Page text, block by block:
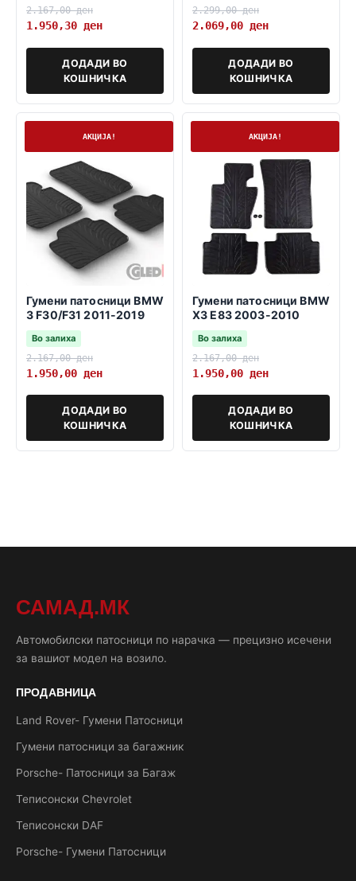
2.167,00ден
1.950,30 ден
ДОДАДИ ВО
КОШНИЧКА
2.299,00ден
2.069,00 ден
ДОДАДИ ВО
КОШНИЧКА
АКЦИЈА!
Гумени патосници BMW
3 F30/F31 2011-2019
Во залиха
2.167,00ден
1.950,00 ден
ДОДАДИ ВО
КОШНИЧКА
АКЦИЈА!
Гумени патосници BMW
X3 E83 2003-2010
Во залиха
2.167,00ден
1.950,00 ден
ДОДАДИ ВО
КОШНИЧКА
САМАД.МК
Автомобилски патосници по нарачка — прецизно исечени
за вашиот модел на возило.
ПРОДАВНИЦА
Land Rover- Гумени Патосници
Гумени патосници за багажник
Porsche- Патосници за Багаж
Теписонски Chevrolet
Теписонски DAF
Porsche- Гумени Патосници